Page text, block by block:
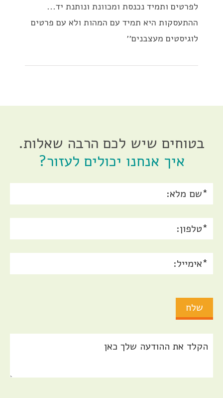
לפרטים ותמיד נכנסת ומכוונת ונותנת יד...
ההתעסקות היא תמיד עם המהות ולא עם פרטים
לוגיסטים מעצבנים׳׳
בטוחים שיש לכם הרבה שאלות.
איך אנחנו יכולים לעזור?